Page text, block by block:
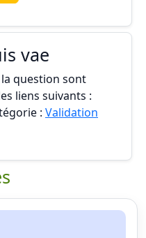
vae
question sont
liens suivants :
: Validation